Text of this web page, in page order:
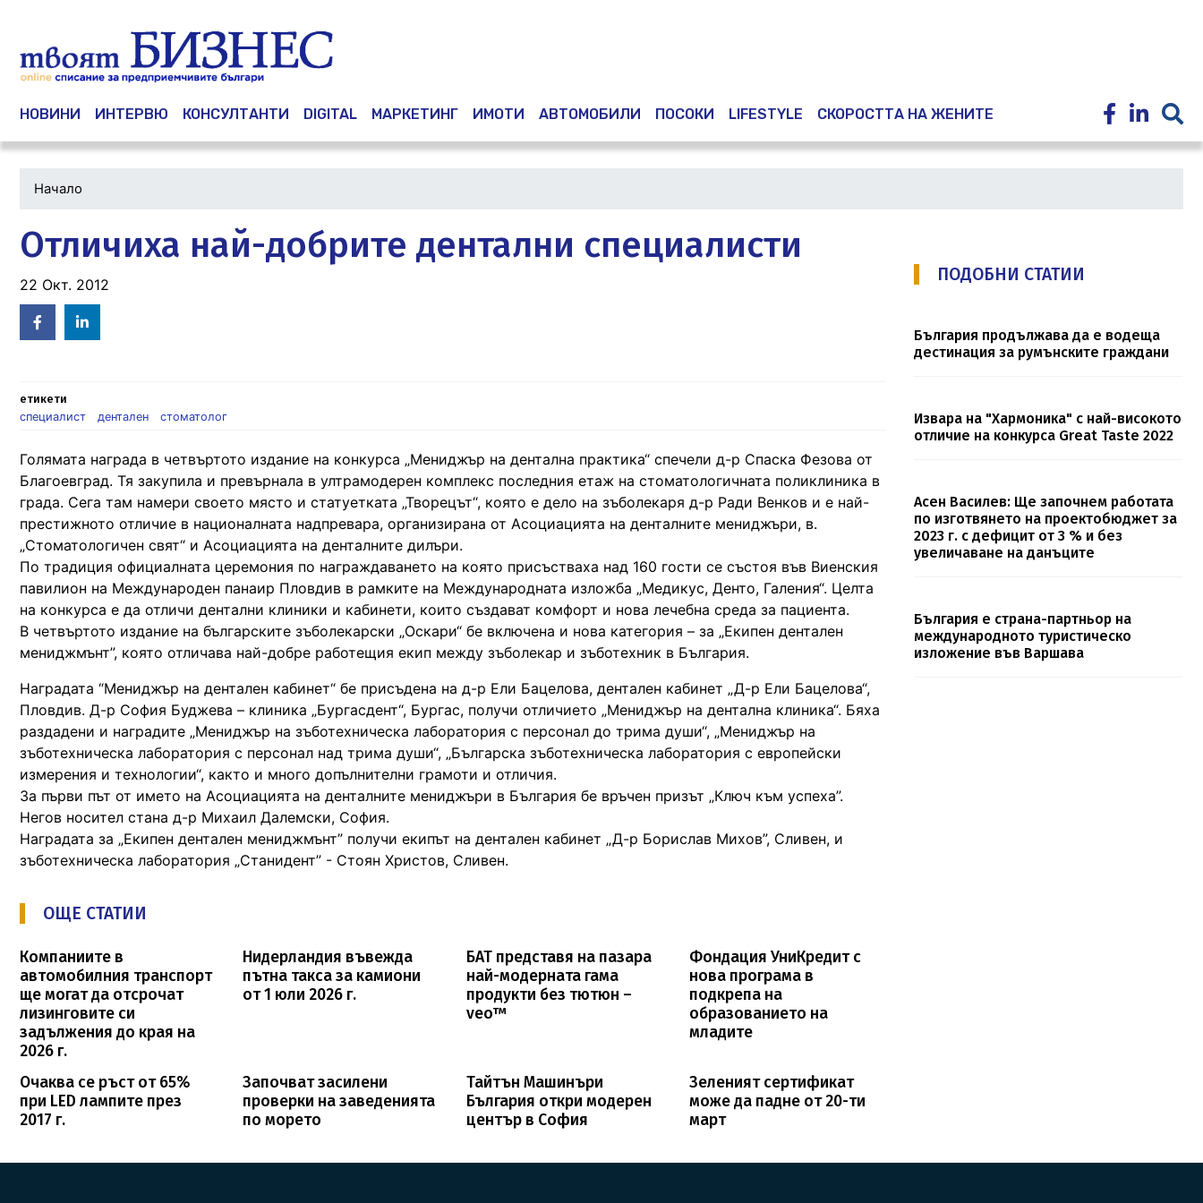
Main navigation
НОВИНИ ИНТЕРВЮ КОНСУЛТАНТИ DIGITAL МАРКЕТИНГ ИМОТИ АВТОМОБИЛИ ПОСОКИ LIFESTYLE СКОРОСТТА НА ЖЕНИТЕ
Начало
Отличиха най-добрите дентални специалисти
22 Окт. 2012
Facebook
in
етикети
специалист
дентален стоматолог
Голямата награда в четвъртото издание на конкурса „Мениджър на дентална практика“ спечели д-р Спаска Фезова от
Благоевград. Тя закупила и превърнала в ултрамодерен комплекс последния етаж на стоматологичната поликлиника в
града. Сега там намери своето място и статуетката „Творецът“, която е дело на зъболекаря д-р Ради Венков и е най-
престижното отличие в националната надпревара, организирана от Асоциацията на денталните мениджъри, в.
„Стоматологичен свят“ и Асоциацията на денталните дилъри.
По традиция официалната церемония по награждаването на която присъстваха над 160 гости се състоя във Виенския
павилион на Международен панаир Пловдив в рамките на Международната изложба „Медикус, Денто, Галения“. Целта
на конкурса е да отличи дентални клиники и кабинети, които създават комфорт и нова лечебна среда за пациента.
В четвъртото издание на българските зъболекарски „Оскари“ бе включена и нова категория – за „Екипен дентален
мениджмънт”, която отличава най-добре работещия екип между зъболекар и зъботехник в България.
Наградата “Мениджър на дентален кабинет“ бе присъдена на д-р Ели Бацелова, дентален кабинет „Д-р Ели Бацелова“,
Пловдив. Д-р София Буджева – клиника „Бургасдент“, Бургас, получи отличието „Мениджър на дентална клиника“. Бяха
раздадени и наградите „Мениджър на зъботехническа лаборатория с персонал до трима души“, „Мениджър на
зъботехническа лаборатория с персонал над трима души“, „Българска зъботехническа лаборатория с европейски
измерения и технологии“, както и много допълнителни грамоти и отличия.
За първи път от името на Асоциацията на денталните мениджъри в България бе връчен призът „Ключ към успеха”.
Негов носител стана д-р Михаил Далемски, София.
Наградата за „Екипен дентален мениджмънт” получи екипът на дентален кабинет „Д-р Борислав Михов”, Сливен, и
зъботехническа лаборатория „Станидент” - Стоян Христов, Сливен.
ОЩЕ СТАТИИ
Компаниите в
автомобилния транспорт
ще могат да отсрочат
лизинговите си
задължения до края на
2026 г.
Нидерландия въвежда
пътна такса за камиони
от 1 юли 2026 г.
БАТ представя на пазара
най-модерната гама
продукти без тютюн –
veo™
Фондация УниКредит с
нова програма в
подкрепа на
образованието на
младите
Очаква се ръст от 65%
при LED лампите през
2017 г.
Започват засилени
проверки на заведенията
по морето
Тайтън Машинъри
България откри модерен
център в София
Зеленият сертификат
може да падне от 20-ти
март
ПОДОБНИ СТАТИИ
България продължава да е водеща
дестинация за румънските граждани
Извара на "Хармоника" с най-високото
отличие на конкурса Great Taste 2022
Асен Василев: Ще започнем работата
по изготвянето на проектобюджет за
2023 г. с дефицит от 3 % и без
увеличаване на данъците
България е страна-партньор на
международното туристическо
изложение във Варшава